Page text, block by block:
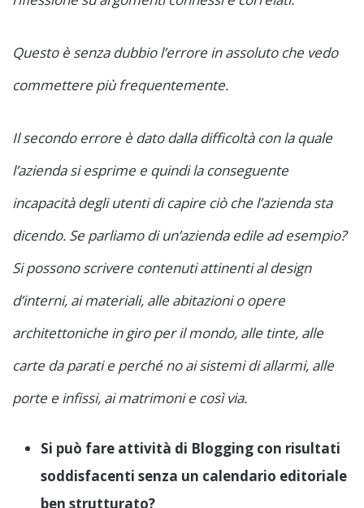
Questo è senza dubbio l’errore in assoluto che vedo
commettere più frequentemente.
Il secondo errore è dato dalla difficoltà con la quale
l’azienda si esprime e quindi la conseguente
incapacità degli utenti di capire ciò che l’azienda sta
dicendo. Se parliamo di un’azienda edile ad esempio?
Si possono scrivere contenuti attinenti al design
d’interni, ai materiali, alle abitazioni o opere
architettoniche in giro per il mondo, alle tinte, alle
carte da parati e perché no ai sistemi di allarmi, alle
porte e infissi, ai matrimoni e così via.
Si può fare attività di Blogging con risultati
soddisfacenti senza un calendario editoriale
ben strutturato?